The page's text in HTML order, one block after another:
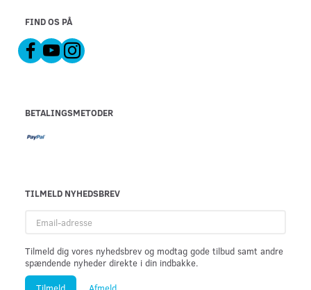
FIND OS PÅ
BETALINGSMETODER
TILMELD NYHEDSBREV
adresse
Tilmeld dig vores nyhedsbrev og modtag gode tilbud samt andre
spændende nyheder direkte i din indbakke.